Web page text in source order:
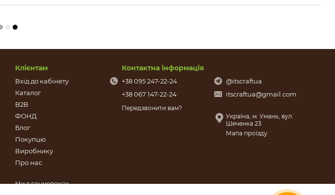
Клієнтам
Вхід до кабінету
Каталог
B2B
ФОНД
Блог
Покупцю
Виробнику
Про нас
Ми в соцмережах
Контактна інформація
+38 095 247-22-24
+38 067 147-22-24
Передзвонити вам?
@itscraftua
itscraftua@gmail.com
Україна, м. Умань, вул.
Шеченка 23
Мапа проїзду